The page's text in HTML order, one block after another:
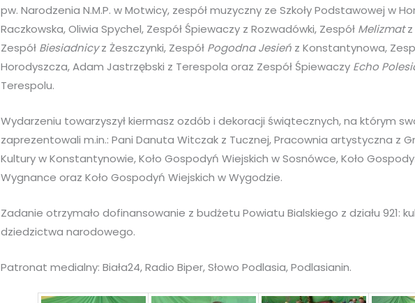
pw. Narodzenia N.M.P. w Motwicy, zespół muzyczny ze Szkoły Podstawowej w
Raczkowska, Oliwia Spychel, Zespół Śpiewaczy z Rozwadówki, Zespół Melizmatz
Zespół Biesiadnicyz Żeszczynki, Zespół Pogodna Jesień z Konstantynowa,
Horodyszcza, Adam Jastrzębski z Terespola oraz Zespół Śpiewaczy Echo
Terespolu.
Wydarzeniu towarzyszył kiermasz ozdób i dekoracji świątecznych, na którym
zaprezentowali m.in.: Pani Danuta Witczak z Tucznej, Pracownia artystyczna z
Kultury w Konstantynowie, Koło Gospodyń Wiejskich w Sosnówce, Koło
Wygnance oraz Koło Gospodyń Wiejskich w Wygodzie.
Zadanie otrzymało dofinansowanie z budżetu Powiatu Bialskiego z działu 921:
dziedzictwa narodowego.
Patronat medialny: Biała24, Radio Biper, Słowo Podlasia, Podlasianin.